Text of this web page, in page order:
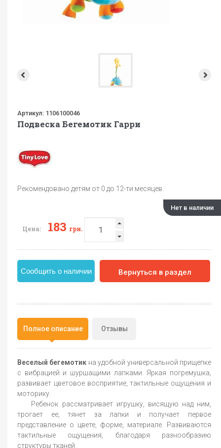
Артикул: 1106100046
Подвеска Бегемотик Гарри
Рекомендовано детям от 0 до 12-ти месяцев.
Нет в наличии
Цена: 183 грн.
Сообщить о наличии Вернуться в раздел
Полное описание Отзывы
Веселый бегемотик на удобной универсальной прищепке
с вибрацией и шуршащими лапками. Яркая погремушка,
развивает цветовое восприятие, тактильные ощущения и
моторику.
Ребенок рассматривает игрушку, висящую над ним,
трогает ее, тянет за лапки и получает первое
представление о цвете, форме, материале. Развиваются
тактильные ощущения, благодаря разнообразию
структуры тканей.